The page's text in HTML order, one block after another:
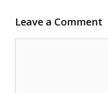
Leave a Comment